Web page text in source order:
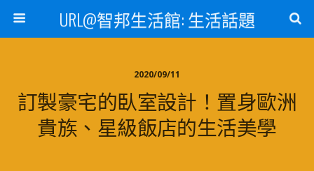
URL@智邦生活館: 生活話題
2020/09/11
訂製豪宅的臥室設計！置身歐洲
貴族、星級飯店的生活美學